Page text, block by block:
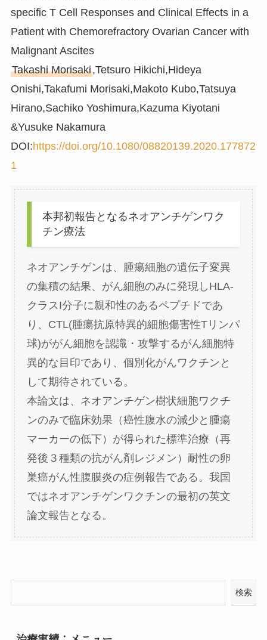
specific T Cell Responses and Clinical Effects in a
Patient with Chemorefractory Ovarian Cancer with
Malignant Ascites
Takashi Morisaki,Tetsuro Hikichi,Hideya
Onishi,Takafumi Morisaki,Makoto Kubo,Tatsuya
Hirano,Sachiko Yoshimura,Kazuma Kiyotani
&Yusuke Nakamura
DOI:https://doi.org/10.1080/08820139.2020.177872
1
本邦初報告となるネオアンチゲンワク
チン療法
ネオアンチゲンは、腫瘍細胞の遺伝子変異
の集積の結果、がん細胞のみに発現しHLA-
クラスI分子に親和性のあるペプチドであ
り、CTL(腫瘍抗原特異的細胞傷害性Tリンパ
球)ががん細胞を認識・攻撃するがん細胞特
異的な目印であり、個別化がんワクチンと
して期待されている。
本論文は、ネオアンチゲン樹状細胞ワクチ
ンのみで臨床効果（癌性腹水の減少と腫瘍
マーカーの低下）が得られた標準治療（再
発後３種類の抗がん剤レジメン）耐性の卵
巣癌がん性腹膜炎の症例報告である。我国
ではネオアンチゲンワクチンの最初の英文
論文報告となる。
検索